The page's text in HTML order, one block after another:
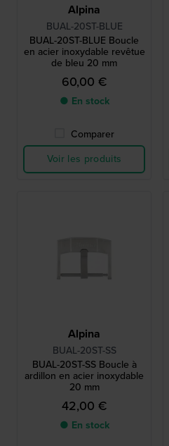
Alpina
BUAL-20ST-BLUE
BUAL-20ST-BLUE Boucle
en acier inoxydable revêtue
de bleu 20 mm
60,00 €
● En stock
Comparer
Voir les produits
Alpina
BUAL-20ST-SS
BUAL-20ST-SS Boucle à
ardillon en acier inoxydable
20 mm
42,00 €
● En stock